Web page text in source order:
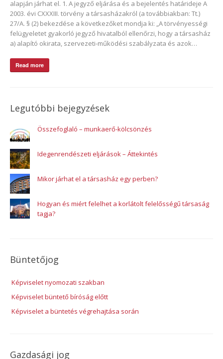
alapján járhat el. 1. A jegyző eljárása és a bejelentés határideje A
2003. évi CXXXIII. törvény a társasházakról (a továbbiakban: Tt.)
27/A. § (2) bekezdése a következőket mondja ki: „A törvényességi
felügyeletet gyakorló jegyző hivatalból ellenőrzi, hogy a társasház
a) alapító okirata, szervezeti-működési szabályzata és azok…
Read more
Legutóbbi bejegyzések
Összefoglaló – munkaerő-kölcsönzés
Idegenrendészeti eljárások – Áttekintés
Mikor járhat el a társasház egy perben?
Hogyan és miért felelhet a korlátolt felelősségű társaság
tagja?
Büntetőjog
Képviselet nyomozati szakban
Képviselet büntető bíróság előtt
Képviselet a büntetés végrehajtása során
Gazdasági jog